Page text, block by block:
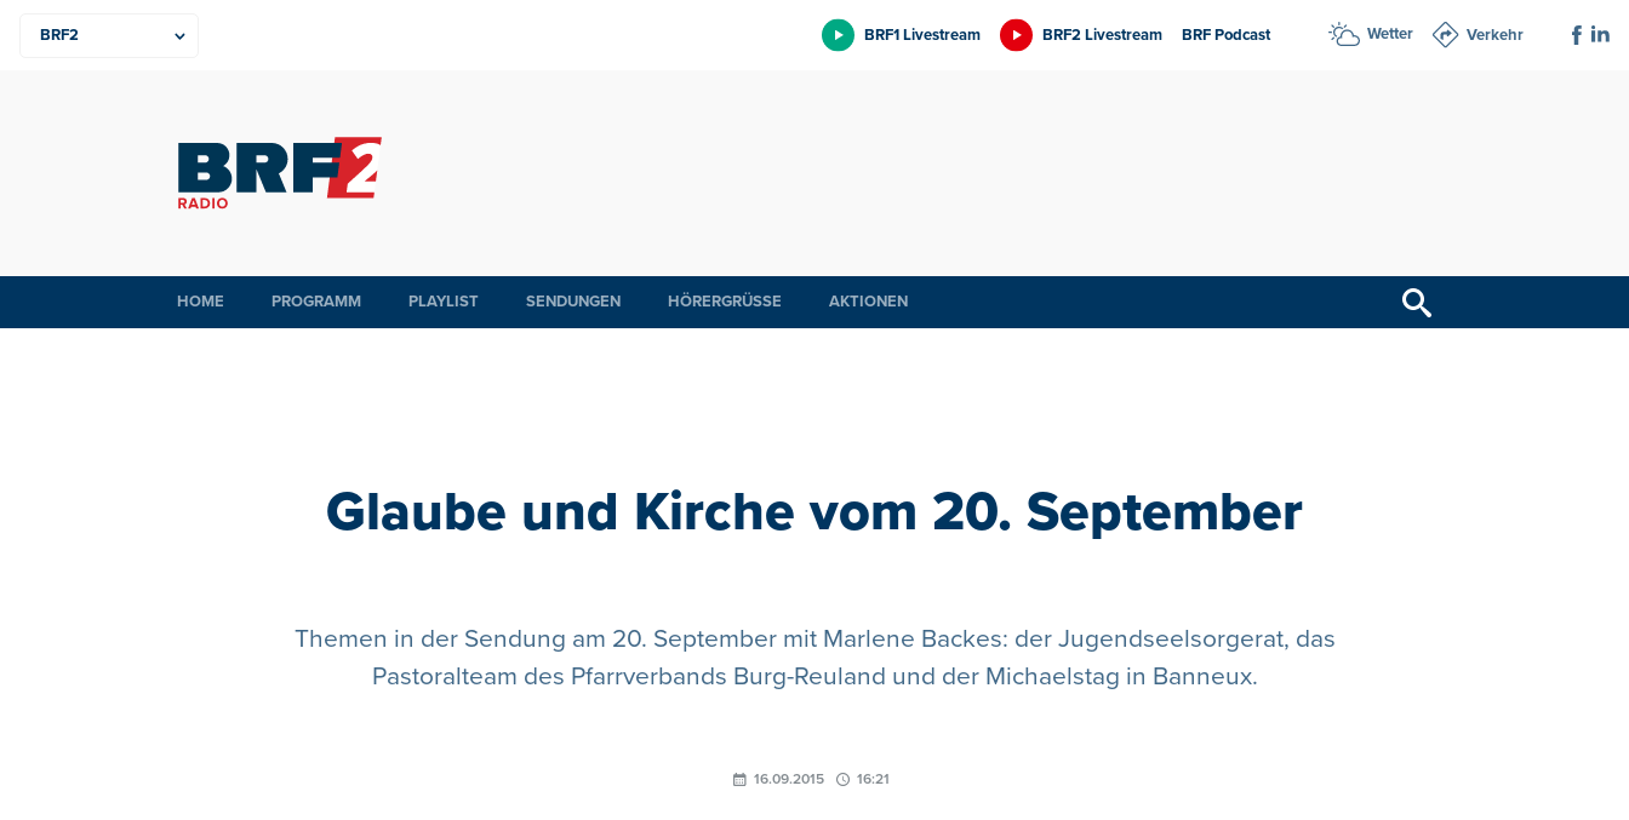
BRF1 Livestream BRF2 Livestream BRF Podcast Wetter Verkehr
HOME PROGRAMM PLAYLIST SENDUNGEN HÖRERGRÜSSE AKTIONEN
Glaube und Kirche vom 20. September
Themen in der Sendung am 20. September mit Marlene Backes: der Jugendseelsorgerat, das
Pastoralteam des Pfarrverbands Burg-Reuland und der Michaelstag in Banneux.
16.09.2015 16:21